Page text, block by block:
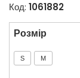
Код: 1061882
Розмір
S M